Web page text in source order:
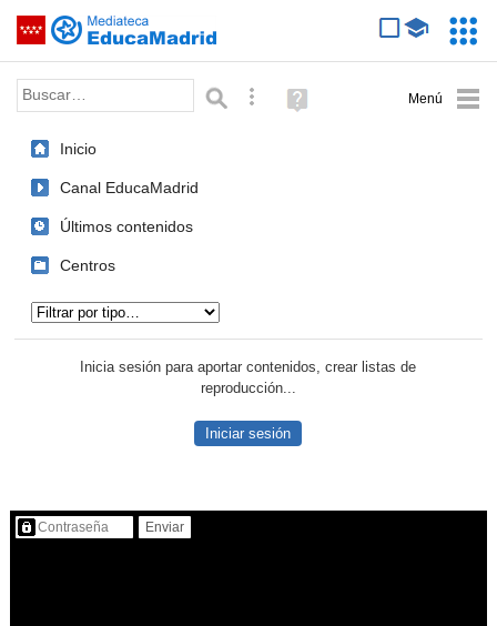
Saltar navegación
Palabra o frase: Búsqueda avanzada
Ayuda
(en
Inicio
Canal EducaMadrid
Últimos contenidos
Centros
Inicia sesión para aportar contenidos, crear listas de
reproducción...
Iniciar sesión
Contenido protegido…